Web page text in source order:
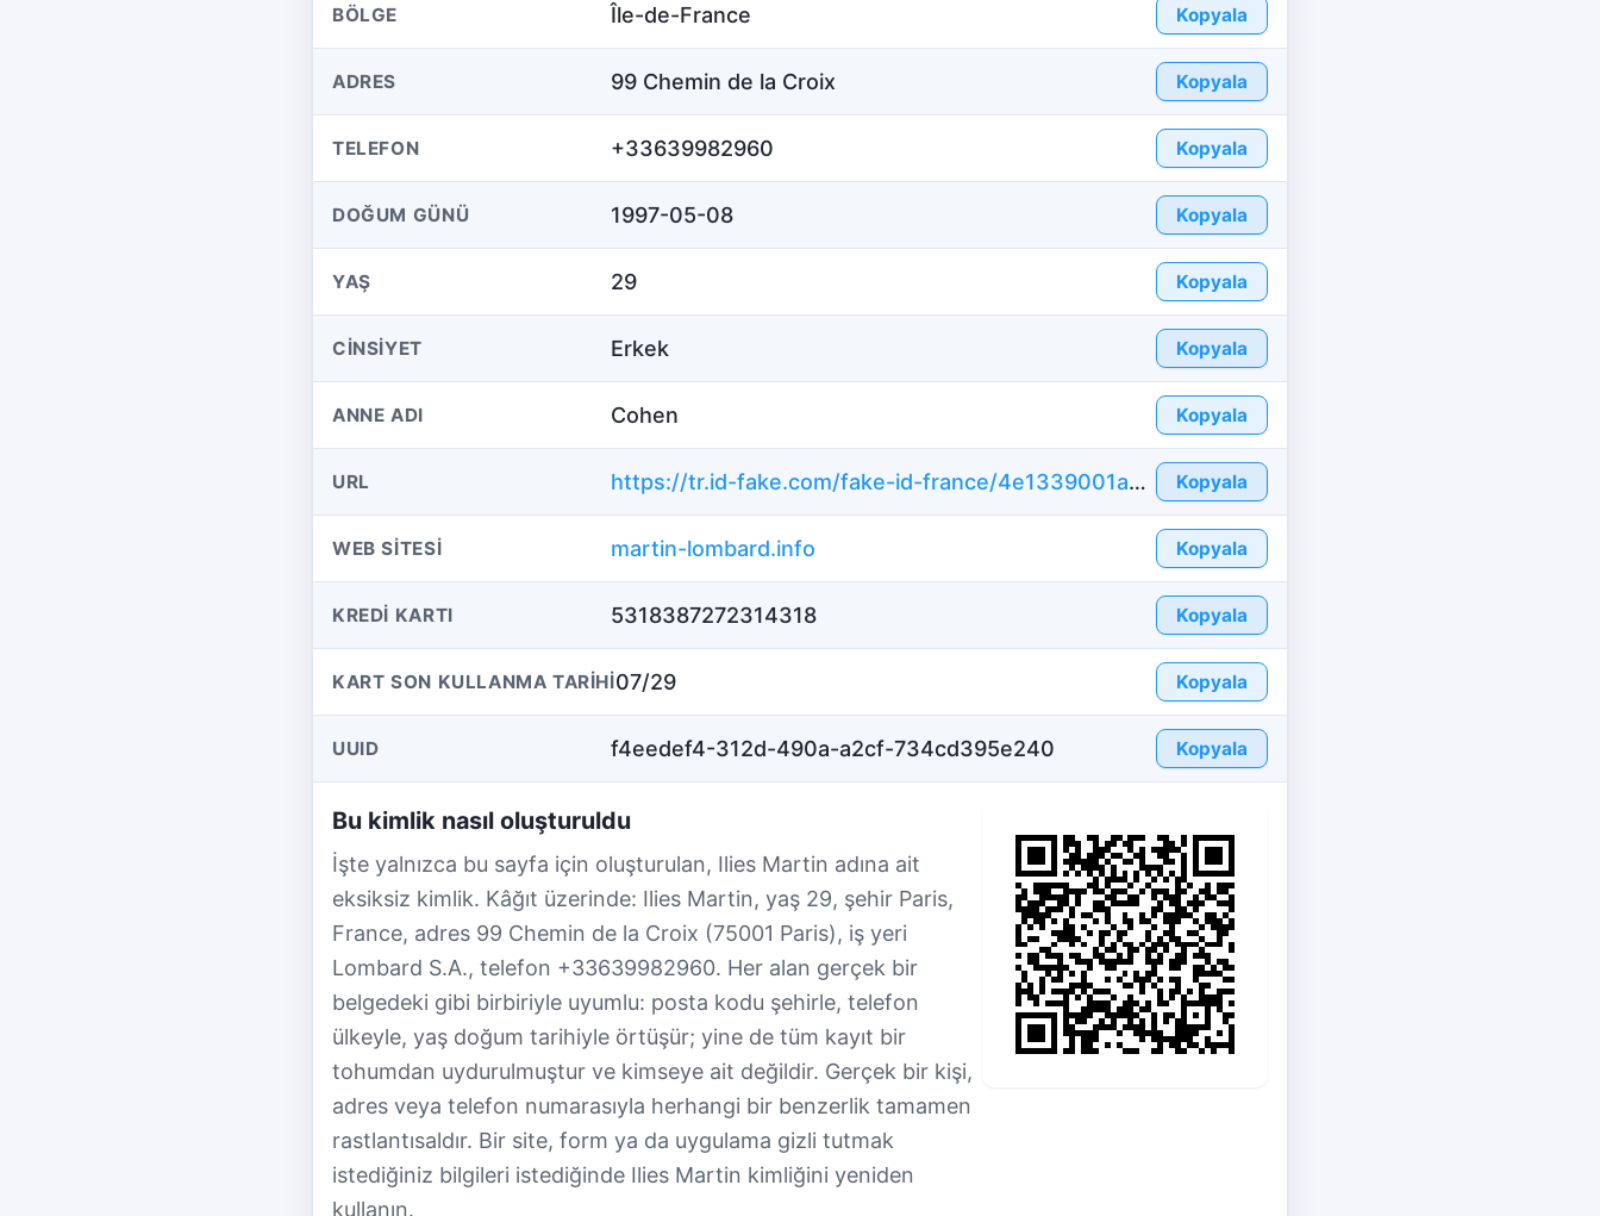
BÖLGE Île-de-France Kopyala
ADRES 99 Chemin de la Croix Kopyala
TELEFON +33639982960 Kopyala
DOĞUM GÜNÜ 1997-05-08 Kopyala
YAŞ 29 Kopyala
CINSIYET Erkek Kopyala
ANNE ADI Cohen Kopyala
URL https://tr.id-fake.com/fake-id-france/4e1339001ad9db5c94f5940128f3329b Kopyala
WEB SITESI martin-lombard.info Kopyala
KREDI KARTI 5318387272314318 Kopyala
KART SON KULLANMA TARIHI07/29 Kopyala
UUID f4eedef4-312d-490a-a2cf-734cd395e240 Kopyala
Bu kimlik nasıl oluşturuldu
İşte yalnızca bu sayfa için oluşturulan, Ilies Martin adına ait
eksiksiz kimlik. Kâğıt üzerinde: Ilies Martin, yaş 29, şehir Paris,
France, adres 99 Chemin de la Croix (75001 Paris), iş yeri
Lombard S.A., telefon +33639982960. Her alan gerçek bir
belgedeki gibi birbiriyle uyumlu: posta kodu şehirle, telefon
ülkeyle, yaş doğum tarihiyle örtüşür; yine de tüm kayıt bir
tohumdan uydurulmuştur ve kimseye ait değildir. Gerçek bir kişi,
adres veya telefon numarasıyla herhangi bir benzerlik tamamen
rastlantısaldır. Bir site, form ya da uygulama gizli tutmak
istediğiniz bilgileri istediğinde Ilies Martin kimliğini yeniden
kullanın.